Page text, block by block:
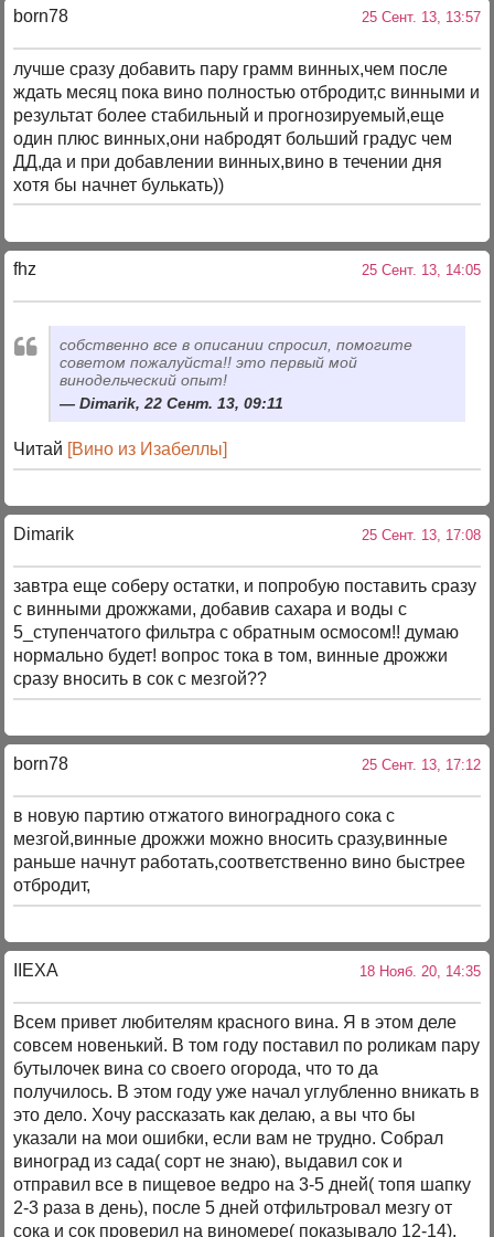
born78 25 Сент. 13, 13:57
лучше сразу добавить пару грамм винных,чем после
ждать месяц пока вино полностью отбродит,с винными и
результат более стабильный и прогнозируемый,еще
один плюс винных,они набродят больший градус чем
ДД,да и при добавлении винных,вино в течении дня
хотя бы начнет булькать))
fhz 25 Сент. 13, 14:05
собственно все в описании спросил, помогите
советом пожалуйста!! это первый мой
винодельческий опыт!
Dimarik, 22 Сент. 13, 09:11
Читай [Вино из Изабеллы]
Dimarik 25 Сент. 13, 17:08
завтра еще соберу остатки, и попробую поставить сразу
с винными дрожжами, добавив сахара и воды с
5_ступенчатого фильтра с обратным осмосом!! думаю
нормально будет! вопрос тока в том, винные дрожжи
сразу вносить в сок с мезгой??
born78 25 Сент. 13, 17:12
в новую партию отжатого виноградного сока с
мезгой,винные дрожжи можно вносить сразу,винные
раньше начнут работать,соответственно вино быстрее
отбродит,
IIEXA 18 Нояб. 20, 14:35
Всем привет любителям красного вина. Я в этом деле
совсем новенький. В том году поставил по роликам пару
бутылочек вина со своего огорода, что то да
получилось. В этом году уже начал углубленно вникать в
это дело. Хочу рассказать как делаю, а вы что бы
указали на мои ошибки, если вам не трудно. Собрал
виноград из сада( сорт не знаю), выдавил сок и
отправил все в пищевое ведро на 3-5 дней( топя шапку
2-3 раза в день), после 5 дней отфильтровал мезгу от
сока и сок проверил на виномере( показывало 12-14),